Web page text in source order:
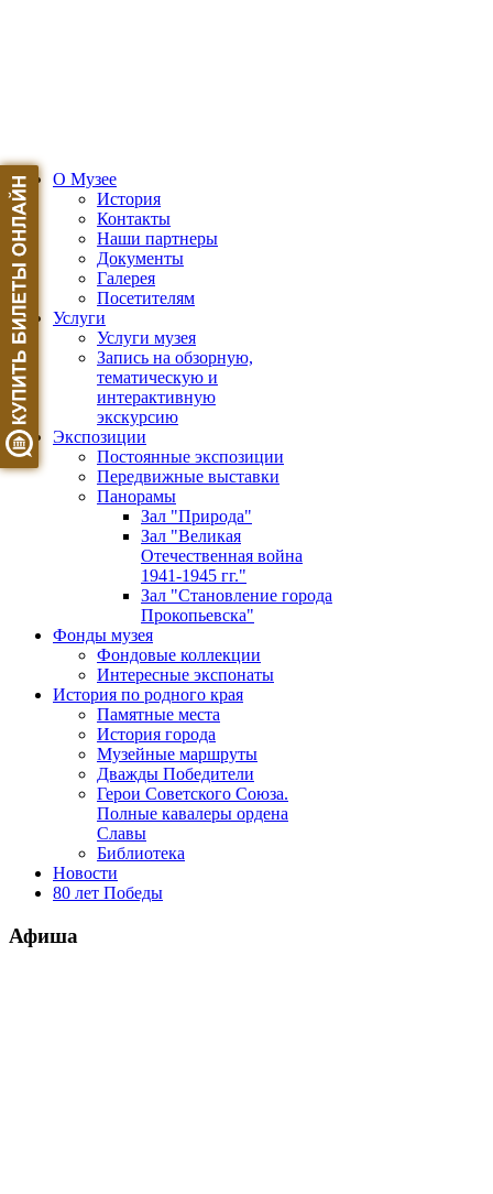
О Музее
История
Контакты
Наши партнеры
Документы
Галерея
Посетителям
Услуги
Услуги музея
Запись на обзорную,
тематическую и
интерактивную
экскурсию
Экспозиции
Постоянные экспозиции
Передвижные выставки
Панорамы
Зал "Природа"
Зал "Великая
Отечественная война
1941-1945 гг."
Зал "Становление города
Прокопьевска"
Фонды музея
Фондовые коллекции
Интересные экспонаты
История по родного края
Памятные места
История города
Музейные маршруты
Дважды Победители
Герои Советского Союза.
Полные кавалеры ордена
Славы
Библиотека
Новости
80 лет Победы
Афиша